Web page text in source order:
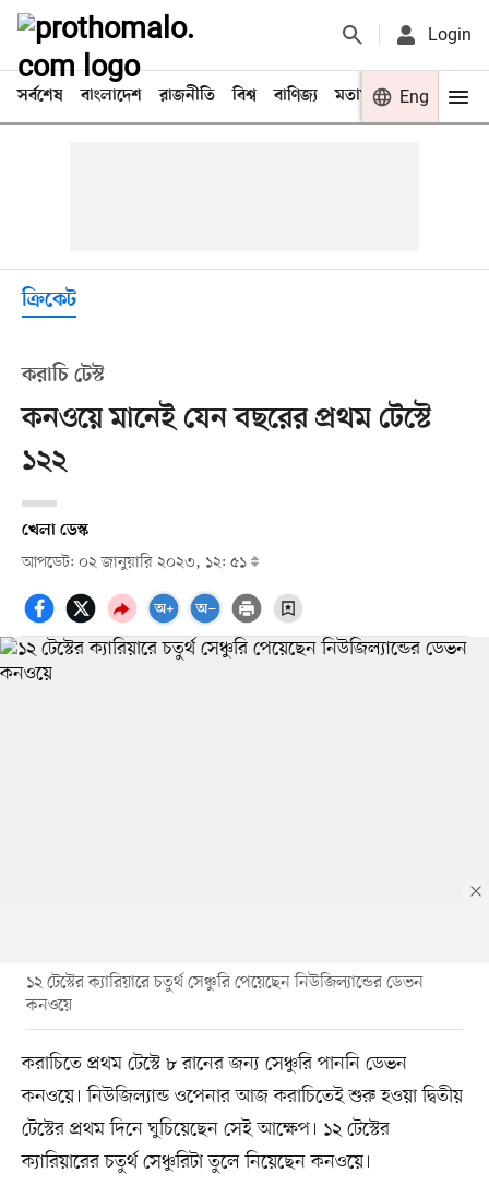
Login
সর্বশেষ বাংলাদেশ রাজনীতি বিশ্ব বাণিজ্য মতামত খেলা
Eng
ক্রিকেট
করাচি টেস্ট
কনওয়ে মানেই যেন বছরের প্রথম টেস্টে
১২২
খেলা ডেস্ক
আপডেট: ০২ জানুয়ারি ২০২৩, ১২: ৫১
১২ টেস্টের ক্যারিয়ারে চতুর্থ সেঞ্চুরি পেয়েছেন নিউজিল্যান্ডের ডেভন
কনওয়ে
করাচিতে প্রথম টেস্টে ৮ রানের জন্য সেঞ্চুরি পাননি ডেভন
কনওয়ে। নিউজিল্যান্ড ওপেনার আজ করাচিতেই শুরু হওয়া দ্বিতীয়
টেস্টের প্রথম দিনে ঘুচিয়েছেন সেই আক্ষেপ। ১২ টেস্টের
ক্যারিয়ারের চতুর্থ সেঞ্চুরিটা তুলে নিয়েছেন কনওয়ে।